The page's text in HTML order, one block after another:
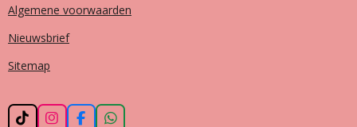
Algemene voorwaarden
Nieuwsbrief
Sitemap
T I F W